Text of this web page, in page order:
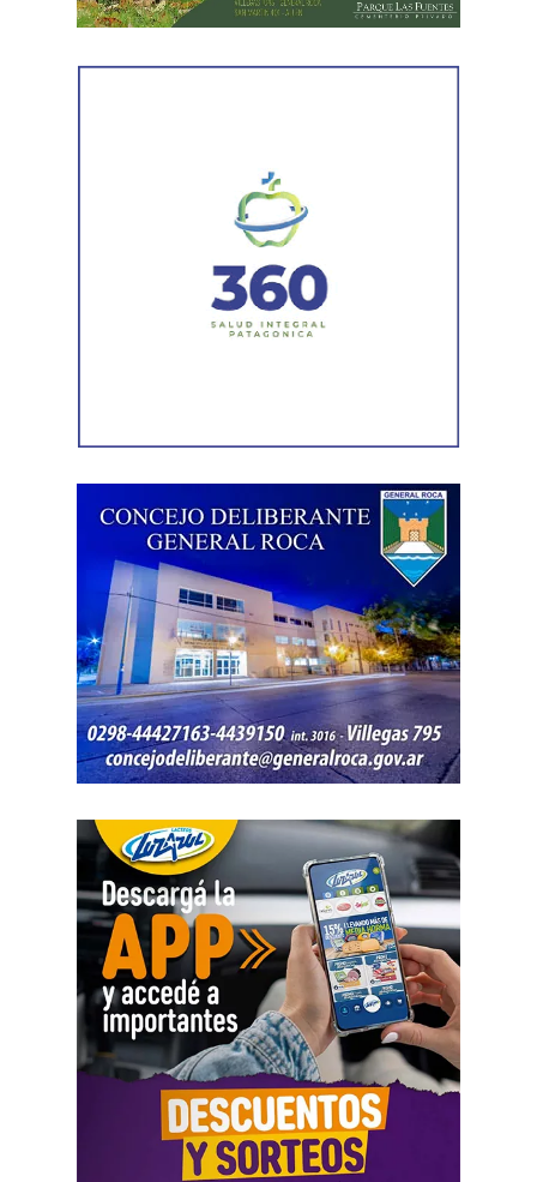
Laboralistas, Mariana Amartino y Matías Cremonte, y el
Trabajo (ANJUT), Juan Orsini.
muerta. Con esta reforma, estamos frente a un régimen de
compraventa de la fuerza de trabajo. En la Argentina,
enfrentamos un ataque al Estado de Derecho, a la
democracia, a la Constitución Nacional y al sistema
interamericano de derechos humanos. Por eso es que
esta comisión debe actuar».
vida, como las tarifas de transporte, telefonía celular,
internet, luz y gas. Todo eso produjo una caída del salario
que tiene un impacto directo e indirecto sobre las
«Estamos viviendo una brutal disputa por el tiempo.
Mientras la reforma laboral ataca una de las conquistas
fundacionales como la jornada de 8 horas, instalando un
banco de horas flexible, que borra los límites entre lo
personal y lo laboral, debemos recurrir a varios empleos
para poder sostener la vida», dijo Chevalier y subrayó
asimétrica sobre las mujeres, provoca una crisis sobre los
cuidados y desorganiza los hogares».
Al abordar la persecución política a sindicalistas y
sindicatos, Biró sostuvo que «el Estado me ha iniciado
una persecución mediática, gremial, jurídica y personal
por ser el secretario general de la Asociación de Pilotos.
Se trata de una campaña abierta y pública de difamación
llevada adelante por funcionarios del gobierno, utilizando
la aplicación Mi Argentina o las carteleras de las
estaciones terminales. Usaron todos los recursos del
Estado. Me imputaron delitos penales, me hicieron saber
que perseguían a mi familia, a mi mujer y a mis hijas, y